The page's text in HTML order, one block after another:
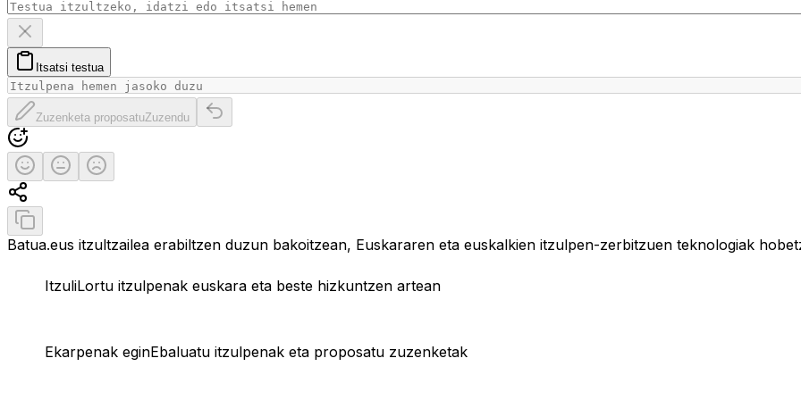
Itsatsi testua
Zuzenketa proposatu
Zuzenketa proposatuZuzendu
Itzulpen originala berrezarri
Ebaluatu itzulpena
Itzulpen onaErdipurdiItzulpen txarra
Partekatu itzulpena
Kopiatu itzulpena
Batua.eus itzultzailea erabiltzen duzun bakoitzean, Euskararen eta euskalkien itzulpen-zerbitzuen teknologiak
ItzuliLortu itzulpenak euskara eta beste hizkuntzen artean
Ekarpenak eginEbaluatu itzulpenak eta proposatu zuzenketak